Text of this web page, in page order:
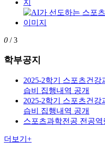
0 / 3
학부공지
2025-2학기 스포츠건
습비 집행내역 공개
2025-2학기 스포츠건
습비 집행내역 공개
스포츠과학전공 전공역
더보기 +